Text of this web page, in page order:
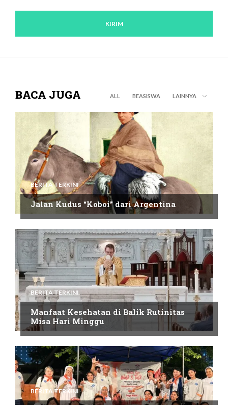
BACA JUGA ALL BEASISWA LAINNYA
BERITA TERKINI
Jalan Kudus “Koboi” dari Argentina
BERITA TERKINI
Manfaat Kesehatan di Balik Rutinitas
Misa Hari Minggu
BERITA TERKINI